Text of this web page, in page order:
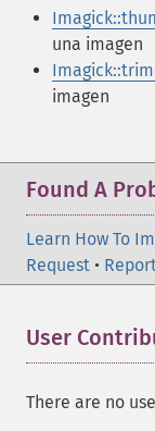
una imagen
imagen
Found A
Learn How To
Request •
User
There are no